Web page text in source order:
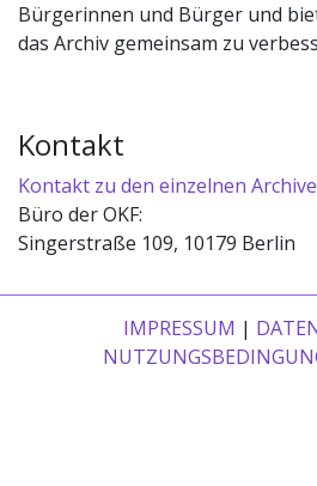
Bürgerinnen und Bürger und
das Archiv gemeinsam zu
Kontakt
Kontakt zu den einzelnen
Büro der OKF:
Singerstraße 109, 10179 Berlin
IMPRESSUM |